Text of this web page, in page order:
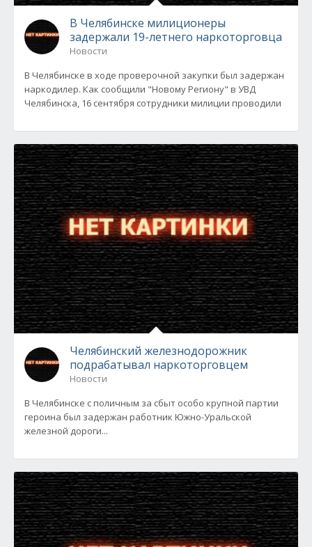
В Челябинске милиционеры
задержали 19-летнего наркоторговца
Новости
В Челябинске в ходе проверочной закупки был задержан
наркодилер. Как сообщили "Новому Региону" в УВД
Челябинска, 16 сентября сотрудники милиции проводили
Челябинский железнодорожник
подрабатывал наркоторговцем
Новости
В Челябинске с поличным за сбыт особо крупной партии
героина был задержан работник Южно-Уральской
железной дороги...